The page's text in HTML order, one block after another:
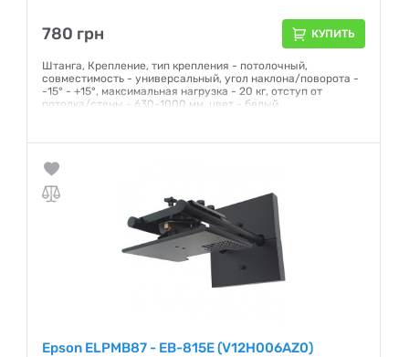
780 грн КУПИТЬ
Штанга, Крепление, тип крепления - потолочный,
совместимость - универсальный, угол наклона/поворота -
-15° - +15°, максимальная нагрузка - 20 кг, отступ от
потолка/стены - 630-1000 мм, цвет - белый
Epson ELPMB87 - EB-815E (V12H006AZ0)